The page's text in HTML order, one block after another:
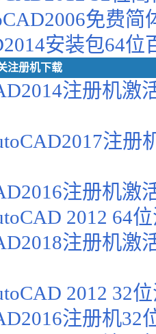
免费简
安装包64位
注册机下载
注册机激
注册
注册机激
2012 64
注册机激
2012 32
注册机32